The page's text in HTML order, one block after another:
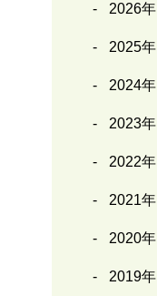
2026年
2025年
2024年
2023年
2022年
2021年
2020年
2019年